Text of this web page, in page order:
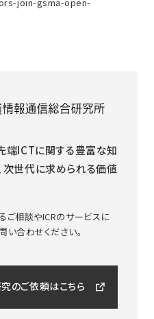
端ICTに関する豊富な知
次世代に求められる価値
ご相談やICRのサービスに
合わせください。
のご依頼はこちら